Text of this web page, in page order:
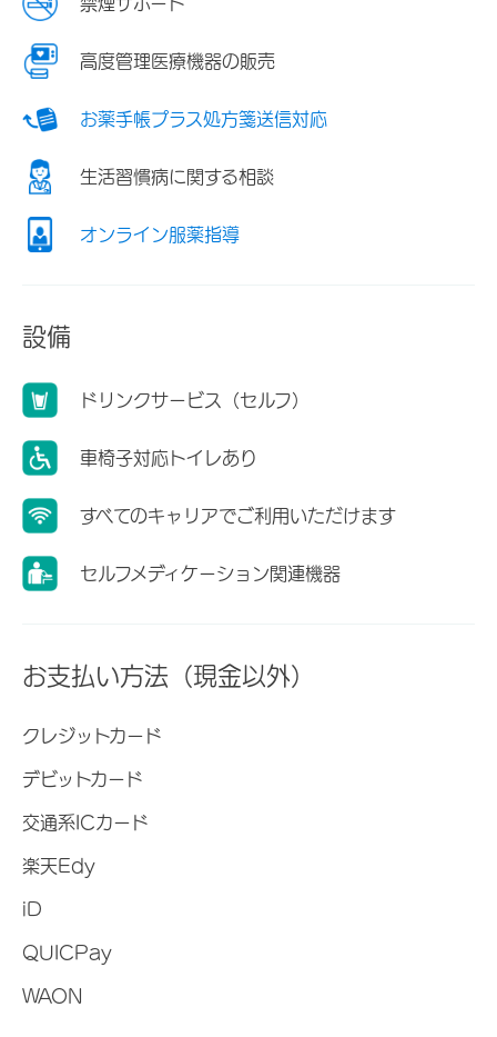
高度管理医療機器の販売
お薬手帳プラス処方箋送信対応
生活習慣病に関する相談
オンライン服薬指導
設備
ドリンクサービス（セルフ）
車椅子対応トイレあり
すべてのキャリアでご利用いただけます
セルフメディケーション関連機器
お支払い方法（現金以外）
クレジットカード
デビットカード
交通系ICカード
楽天Edy
iD
QUICPay
WAON